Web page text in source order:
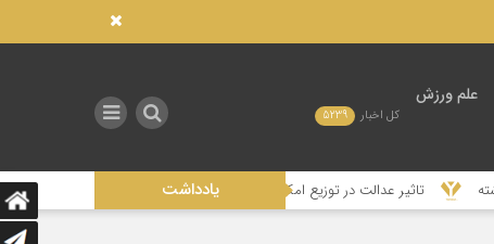
علم ورزش
کل اخبار 5239
یادداشت
تاثیر عدالت در توزیع امکانات صنعتی بر توسعه ورزش در استان‌های محروم